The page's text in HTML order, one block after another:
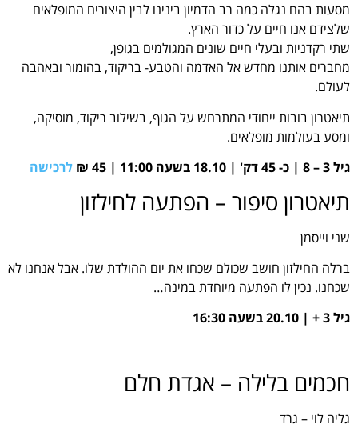
מסעות בהם נגלה כמה רב הדמיון בינינו לבין היצורים המופלאים
שלצידם אנו חיים על כדור הארץ.
שתי רקדניות ובעלי חיים שונים המגולמים בגופן,
מחברים אותנו מחדש אל האדמה והטבע- בריקוד, בהומור ובאהבה
לעולם.
תיאטרון בובות ייחודי המתרחש על הגוף, בשילוב ריקוד, מוסיקה,
ומסע בעולמות מופלאים.
גיל 3 – 8 | כ- 45 דק' | 18.10 בשעה 11:00 | 45 ₪
לרכישה
תיאטרון סיפור – הפתעה לחילזון
שני וייסמן
ברלה החילזון חושב שכולם שכחו את יום ההולדת שלו. אבל אנחנו לא
שכחנו. נכין לו הפתעה מיוחדת במינה…
גיל 3 + | 20.10 בשעה 16:30
חכמים בלילה – אגדת חלם
גליה לוי – גרד